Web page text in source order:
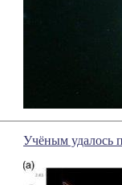
Учёным удалось